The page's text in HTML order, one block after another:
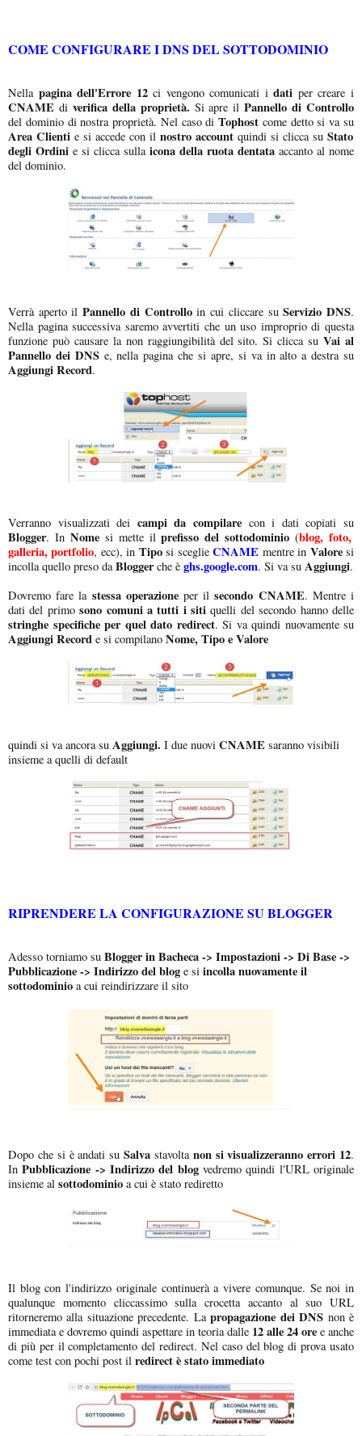
COME CONFIGURARE I DNS DEL SOTTODOMINIO
Nella pagina dell'Errore 12ci vengono comunicati idati per creare i
CNAME diverifica della proprietà. Si apre il Pannello di Controllo
del dominio di nostra proprietà. Nel caso diTophost come detto si va su
Area Clienti e si accede con il nostro account quindi si clicca su Stato
degli Ordini e si clicca sullaicona della ruota dentata accanto al nome
del dominio.
Verrà aperto ilPannello di Controlloin cui cliccare suServizio DNS.
Nella pagina successiva saremo avvertiti che un uso improprio di questa
funzione può causare la non raggiungibilità del sito. Si clicca suVai al
Pannello dei DNSe, nella pagina che si apre, si va in alto a destra su
Aggiungi Record.
Verranno visualizzati dei campi da compilare con i dati copiati su
Blogger. InNomesi mette ilprefisso del sottodominio (blog, foto,
galleria, portfolio, ecc), in Tiposi sceglieCNAME mentre in Valoresi
incolla quello preso daBloggerche è ghs.google.com. Si va su Aggiungi.
Dovremo fare lastessa operazioneper il secondo CNAME. Mentre i
dati del primosono comuni a tutti i siti quelli del secondo hanno delle
stringhe specifiche per quel dato redirect. Si va quindi nuovamente su
Aggiungi Record e si compilano Nome, Tipo e Valore
quindi si va ancora su Aggiungi. I due nuovi CNAME saranno visibili
insieme a quelli di default
RIPRENDERE LA CONFIGURAZIONE SU BLOGGER
Adesso torniamo su Blogger in Bacheca -> Impostazioni -> Di Base ->
Pubblicazione -> Indirizzo del blog e si incolla nuovamente il
sottodominio a cui reindirizzare il sito
Dopo che si è andati su Salva stavolta non si visualizzeranno errori 12.
In Pubblicazione -> Indirizzo del blogvedremo quindi l'URL originale
insieme al sottodominio a cui è stato rediretto
Il blog con l'indirizzo originale continuerà a vivere comunque. Se noi in
qualunque momento cliccassimo sulla crocetta accanto al suo URL
ritorneremo alla situazione precedente. Lapropagazione dei DNS non è
immediata e dovremo quindi aspettare in teoria dalle 12 alle 24 ore e anche
di più per il completamento del redirect. Nel caso del blog di prova usato
come test con pochi post il redirect è stato immediato